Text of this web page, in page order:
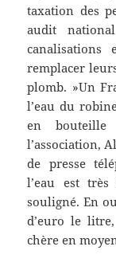
taxation des
audit
remplacer
plomb. »Un
l’eau du
en
l’association,
de presse
l’eau est
souligné. En
d’euro le
chère en